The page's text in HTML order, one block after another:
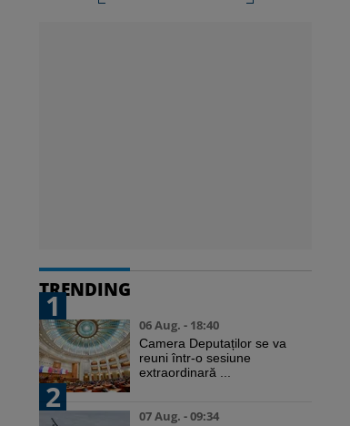
TRENDING
1
06 Aug. - 18:40
Camera Deputaților se va
reuni într-o sesiune
extraordinară ...
2
07 Aug. - 09:34